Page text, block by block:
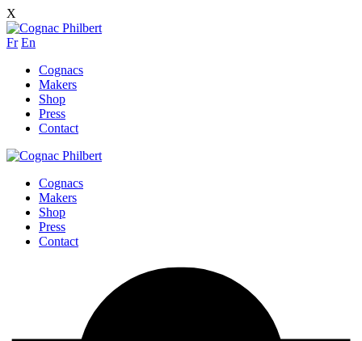
X
Fr En
Cognacs
Makers
Shop
Press
Contact
Cognacs
Makers
Shop
Press
Contact